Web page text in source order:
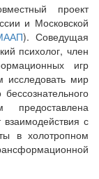
проект
и Московской
). Соведущая
психолог, член
игр
мир
с
в холотропном